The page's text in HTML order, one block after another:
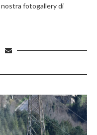
nostra fotogallery di